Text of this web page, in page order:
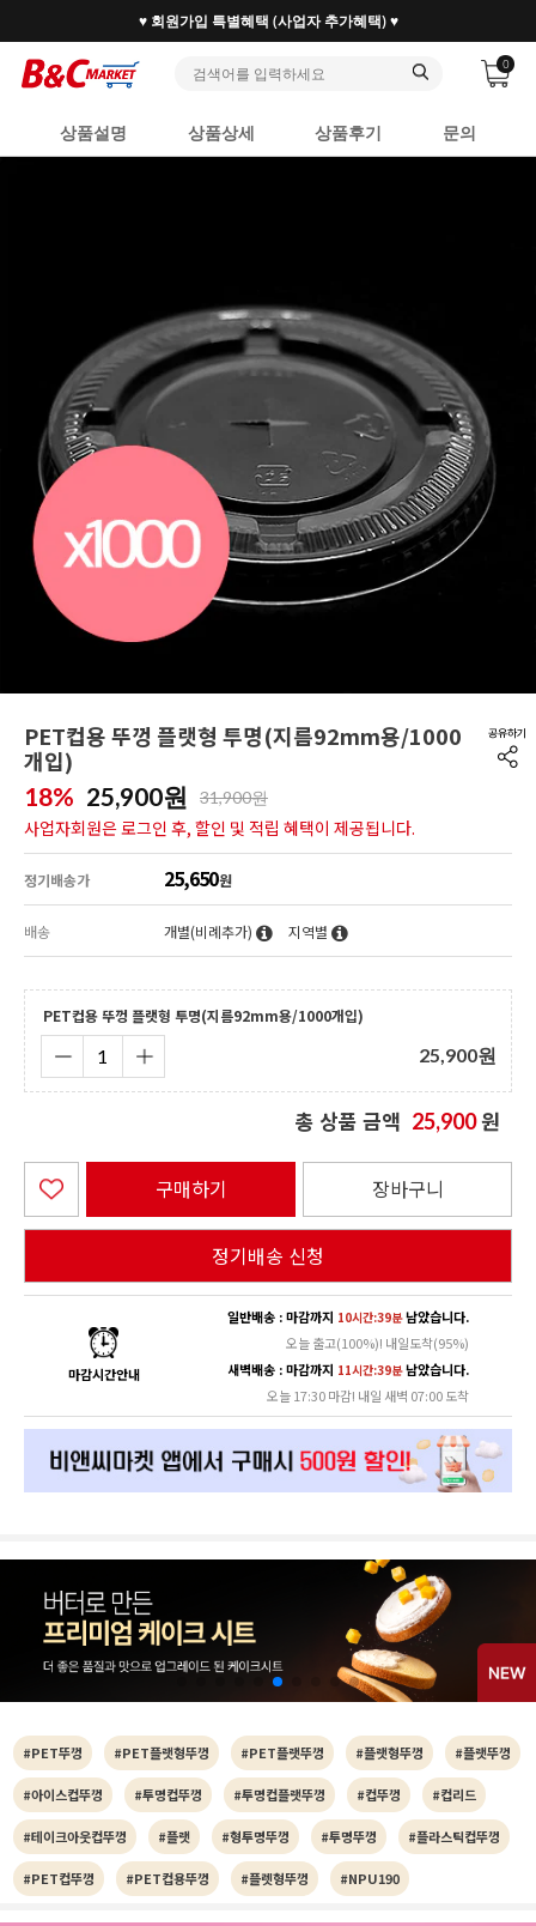
♥ 회원가입 특별혜택 (사업자 추가혜택) ♥
0
상품설명 상품상세 상품후기 문의
PET컵용 뚜껑 플랫형 투명(지름92mm용/1000
개입)
18% 25,900원 31,900원
사업자회원은 로그인 후, 할인 및 적립 혜택이 제공됩니다.
정기배송가 25,650원
배송 개별(비례추가) 지역별
PET컵용 뚜껑 플랫형 투명(지름92mm용/1000개입)
25,900원
총 상품 금액 25,900원
구매하기 장바구니
정기배송 신청
마감시간안내
일반배송 : 마감까지 10시간:39분남았습니다.
오늘 출고(100%)! 내일도착(95%)
새벽배송 : 마감까지 11시간:39분남았습니다.
오늘 17:30 마감! 내일 새벽 07:00 도착
#PET뚜껑 #PET플랫형뚜껑 #PET플랫뚜껑 #플랫형뚜껑 #플랫뚜껑
#아이스컵뚜껑 #투명컵뚜껑 #투명컵플랫뚜껑 #컵뚜껑 #컵리드
#테이크아웃컵뚜껑 #플랫 #형투명뚜껑 #투명뚜껑 #플라스틱컵뚜껑
#PET컵뚜껑 #PET컵용뚜껑 #플렛형뚜껑 #NPU190